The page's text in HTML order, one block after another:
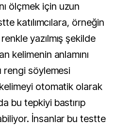
ölçmek için uzun
katılımcılara, örneğin
renkle yazılmış şekilde
kelimenin anlamını
rengi söylemesi
otomatik olarak
bu tepkiyi bastırıp
İnsanlar bu testte